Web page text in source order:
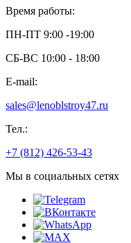
Время работы:
ПН-ПТ 9:00 -19:00
СБ-ВС 10:00 - 18:00
E-mail:
sales@lenoblstroy47.ru
Тел.:
+7 (812) 426-53-43
Мы в социальных сетях